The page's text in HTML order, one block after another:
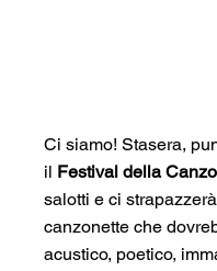
Ci siamo! Stasera,
il Festival della
salotti e ci
canzonette che
acustico, poetico,